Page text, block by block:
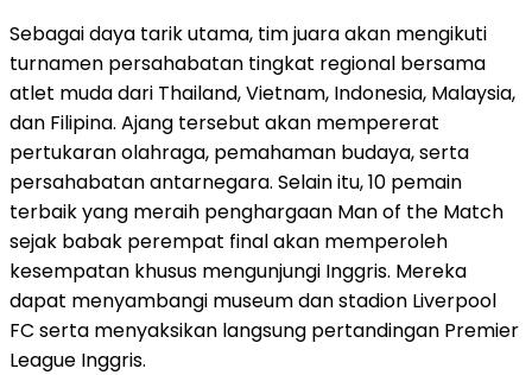
Sebagai daya tarik utama, tim juara akan mengikuti
turnamen persahabatan tingkat regional bersama
atlet muda dari Thailand, Vietnam, Indonesia, Malaysia,
dan Filipina. Ajang tersebut akan mempererat
pertukaran olahraga, pemahaman budaya, serta
persahabatan antarnegara. Selain itu, 10 pemain
terbaik yang meraih penghargaan Man of the Match
sejak babak perempat final akan memperoleh
kesempatan khusus mengunjungi Inggris. Mereka
dapat menyambangi museum dan stadion Liverpool
FC serta menyaksikan langsung pertandingan Premier
League Inggris.